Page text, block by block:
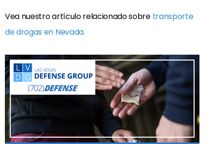
Vea nuestro artículo relacionado sobre transporte
de drogas en Nevada.